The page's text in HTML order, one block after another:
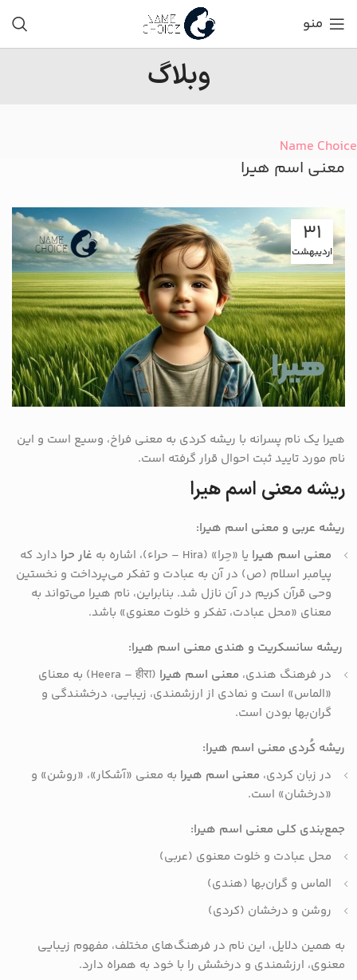
منو
وبلاگ
Name Choice
معنی اسم هیرا
31
اردیبهشت
هیرا یک نام پسرانه با ریشه کردی به معنی فراخ، وسیع است و این
نام مورد تایید ثبت احوال قرار گرفته است.
ریشه معنی اسم هیرا
ریشه عربی و معنی اسم هیرا:
معنی اسم هیرا یا «حِرا» (Hira – حراء)، اشاره به غار حرا دارد که
پیامبر اسلام (ص) در آن به عبادت و تفکر می‌پرداخت و نخستین
وحی قرآن کریم در آن نازل شد. بنابراین، نام هیرا می‌تواند به
معنای «محل عبادت، تفکر و خلوت معنوی» باشد.
ریشه سانسکریت و هندی معنی اسم هیرا:
در فرهنگ هندی، معنی اسم هیرا
(Heera – हीरा) به معنای
«الماس» است و نمادی از ارزشمندی، زیبایی، درخشندگی و
گران‌بها بودن است.
ریشه کُردی معنی اسم هیرا:
در زبان کردی، معنی اسم هیرا به معنی «آشکار»، «روشن» و
«درخشان» است.
جمع‌بندی کلی معنی اسم هیرا:
محل عبادت و خلوت معنوی (عربی)
الماس و گران‌بها (هندی)
روشن و درخشان (کردی)
به همین دلایل، این نام در فرهنگ‌های مختلف، مفهوم زیبایی
معنوی، ارزشمندی و درخشش را با خود به همراه دارد.